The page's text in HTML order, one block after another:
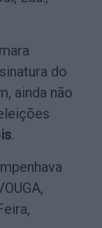
do
ainda não
.